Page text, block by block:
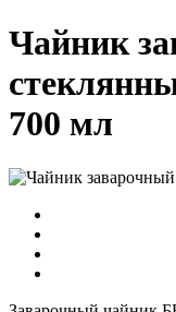
Чайник
700 мл